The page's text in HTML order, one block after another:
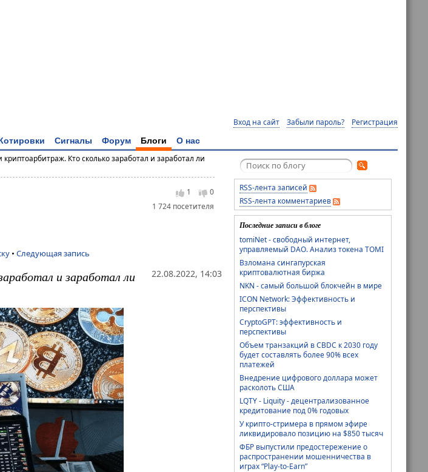
Вход на сайт Забыли пароль? Регистрация
Сигналы Форум Блоги О нас
криптоарбитраж. Кто сколько заработал и заработал ли
1
0
1 724 посетителя
• Следующая запись
22.08.2022, 14:03
и заработал ли
RSS-лента записей
RSS-лента комментариев
Последние записи в блоге
tomiNet - свободный интернет,
управляемый DAO. Анализ токена TOMI
Взломана сингапурская
криптовалютная биржа
NKN - самый большой блокчейн в мире
ICON Network: Эффективность и
перспективы
CryptoGPT: эффективность и
перспективы
Объем транзакций в CBDC к 2030 году
будет составлять более 90% всех
платежей
Внедрение цифрового доллара может
расколоть США
LQTY - Liquity - децентрализованное
кредитование под 0% годовых
У крипто-стримера в прямом эфире
ликвидировало позицию на $850 тысяч
ФБР выпустили предостережение о
распространении мошенничества в
играх “Play-to-Earn”